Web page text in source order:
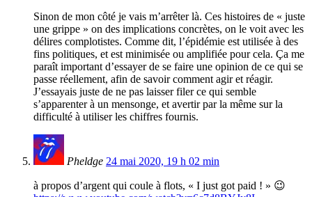
Sinon de mon côté je vais m’arrêter là. Ces histoires de « juste
une grippe » on des implications concrètes, on le voit avec les
délires complotistes. Comme dit, l’épidémie est utilisée à des
fins politiques, et est minimisée ou amplifiée pour cela. Ça me
paraît important d’essayer de se faire une opinion de ce qui se
passe réellement, afin de savoir comment agir et réagir.
J’essayais juste de ne pas laisser filer ce qui semble
s’apparenter à un mensonge, et avertir par la même sur la
difficulté à utiliser les chiffres fournis.
Pheldge 24 mai 2020, 19 h 02 min
à propos d’argent qui coule à flots, « I just got paid ! » 😉